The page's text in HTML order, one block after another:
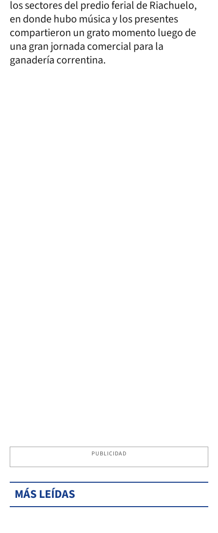
los sectores del predio ferial de Riachuelo,
en donde hubo música y los presentes
compartieron un grato momento luego de
una gran jornada comercial para la
ganadería correntina.
PUBLICIDAD
MÁS LEÍDAS